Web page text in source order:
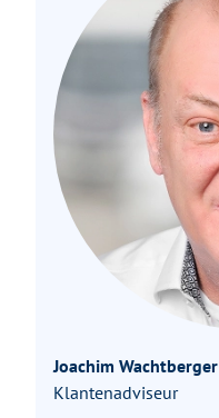
Joachim Wachtberger
Klantenadviseur